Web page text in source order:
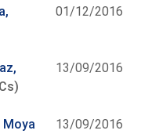
01/12/2016
13/09/2016
Moya
13/09/2016